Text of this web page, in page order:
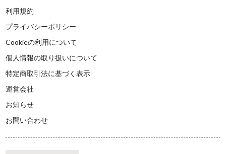
利用規約
プライバシーポリシー
Cookieの利用について
個人情報の取り扱いについて
特定商取引法に基づく表示
運営会社
お知らせ
お問い合わせ